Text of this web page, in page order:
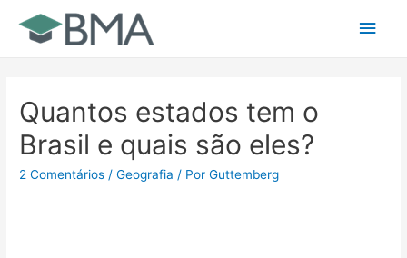
Quantos estados tem o
Brasil e quais são eles?
2 Comentários /Geografia / PorGuttemberg